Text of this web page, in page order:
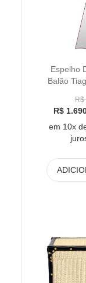
Espelho
Balão
R$
R$
em 10x